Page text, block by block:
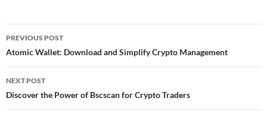
Post
navigation
PREVIOUS POST
Atomic Wallet: Download and Simplify Crypto Management
NEXT POST
Discover the Power of Bscscan for Crypto Traders